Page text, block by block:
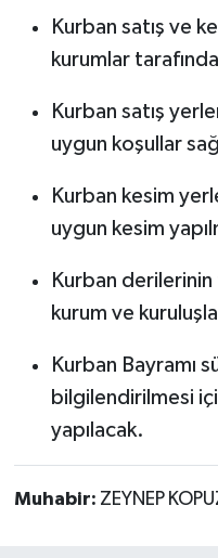
Kurban satış ve
kurumlar
Kurban satış
uygun koşullar
Kurban kesim
uygun kesim
Kurban
kurum ve
Kurban Bayramı
bilgilendirilmesi
yapılacak.
Muhabir: ZEYNEP